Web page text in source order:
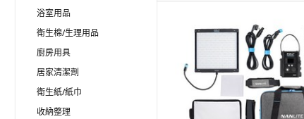
浴室用品
衛生棉/生理用品
廚房用具
居家清潔劑
衛生紙/紙巾
收納整理